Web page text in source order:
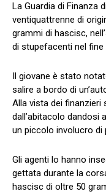
La Guardia di Finanza
ventiquattrenne di
grammi di hascisc,
di stupefacenti nel fine
Il giovane è stato
salire a bordo di
Alla vista dei
dall’abitacolo dandosi
un piccolo involucro di
Gli agenti lo hanno
gettata durante la
hascisc di oltre 50